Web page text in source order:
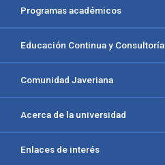
Programas académicos
Educación Continua y Consultoría
Comunidad Javeriana
Acerca de la universidad
Enlaces de interés